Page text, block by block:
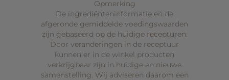
Opmerking
De ingrediënteninformatie en de
afgeronde gemiddelde voedingswaarden
zijn gebaseerd op de huidige recepturen.
Door veranderingen in de receptuur
kunnen er in de winkel producten
verkrijgbaar zijn in huidige en nieuwe
samenstelling. Wij adviseren daarom een